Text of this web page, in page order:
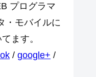
プログラマ
・モバイルに
ます。
/ google+ /